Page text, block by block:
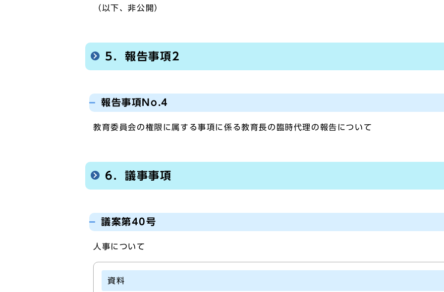
（以下、非公開）
5．報告事項2
報告事項No.4
教育委員会の権限に属する事項に係る教育長の臨時代理の報告について
6．議事事項
議案第40号
人事について
資料